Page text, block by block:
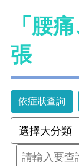
「腰
張
依症狀查詢